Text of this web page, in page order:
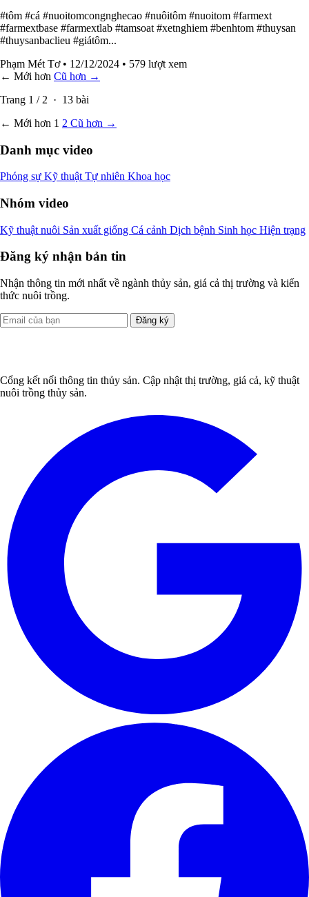
#tôm #cá #nuoitomcongnghecao #nuôitôm #nuoitom #farmext
#farmextbase #farmextlab #tamsoat #xetnghiem #benhtom #thuysan
#thuysanbaclieu #giátôm...
Phạm Mét Tơ • 12/12/2024 • 579 lượt xem
← Mới hơn Cũ hơn →
Trang 1 / 2 · 13 bài
← Mới hơn 1 2 Cũ hơn →
Danh mục video
Phóng sự Kỹ thuật Tự nhiên Khoa học
Nhóm video
Kỹ thuật nuôi Sản xuất giống Cá cảnh Dịch bệnh Sinh học Hiện trạng
Đăng ký nhận bản tin
Nhận thông tin mới nhất về ngành thủy sản, giá cả thị trường và kiến
thức nuôi trồng.
Đăng ký
Cổng kết nối thông tin thủy sản. Cập nhật thị trường, giá cả, kỹ thuật
nuôi trồng thủy sản.